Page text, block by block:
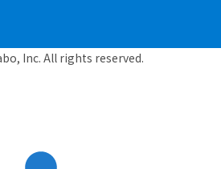
Inc. All rights reserved.